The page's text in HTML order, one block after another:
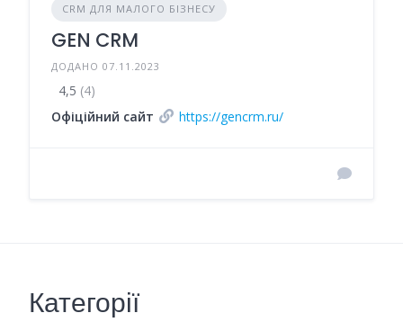
CRM ДЛЯ МАЛОГО БІЗНЕСУ
GEN CRM
ДОДАНО 07.11.2023
4,5 (4)
Офіційний сайт
https://gencrm.ru/
Категорії